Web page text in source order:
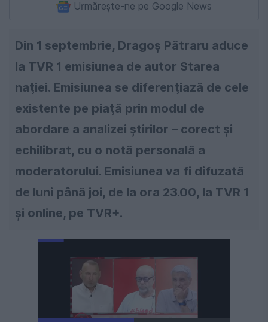
Urmărește-ne pe Google News
Din 1 septembrie, Dragoş Pătraru aduce
la TVR 1 emisiunea de autor Starea
naţiei. Emisiunea se diferenţiază de cele
existente pe piaţă prin modul de
abordare a analizei ştirilor – corect şi
echilibrat, cu o notă personală a
moderatorului. Emisiunea va fi difuzată
de luni până joi, de la ora 23.00, la TVR 1
şi online, pe TVR+.